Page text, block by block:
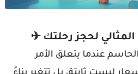
لحجز رحلتك ✈️
عندما يتعلق الأمر